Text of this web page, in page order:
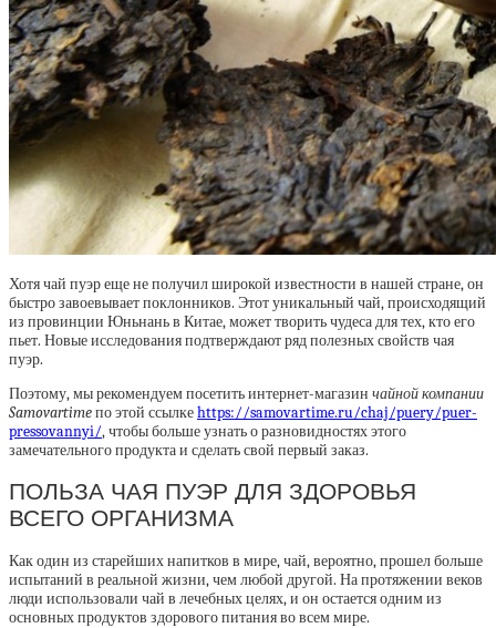
Хотя чай пуэр еще не получил широкой известности в нашей стране, он
быстро завоевывает поклонников. Этот уникальный чай, происходящий
из провинции Юньнань в Китае, может творить чудеса для тех, кто его
пьет. Новые исследования подтверждают ряд полезных свойств чая
пуэр.
Поэтому, мы рекомендуем посетить интернет-магазин чайной компании
Samovartimeпо этой ссылкеhttps://samovartime.ru/chaj/puery/puer-
pressovannyi/, чтобы больше узнать о разновидностях этого
замечательного продукта и сделать свой первый заказ.
ПОЛЬЗА ЧАЯ ПУЭР ДЛЯ ЗДОРОВЬЯ
ВСЕГО ОРГАНИЗМА
Как один из старейших напитков в мире, чай, вероятно, прошел больше
испытаний в реальной жизни, чем любой другой. На протяжении веков
люди использовали чай в лечебных целях, и он остается одним из
основных продуктов здорового питания во всем мире.